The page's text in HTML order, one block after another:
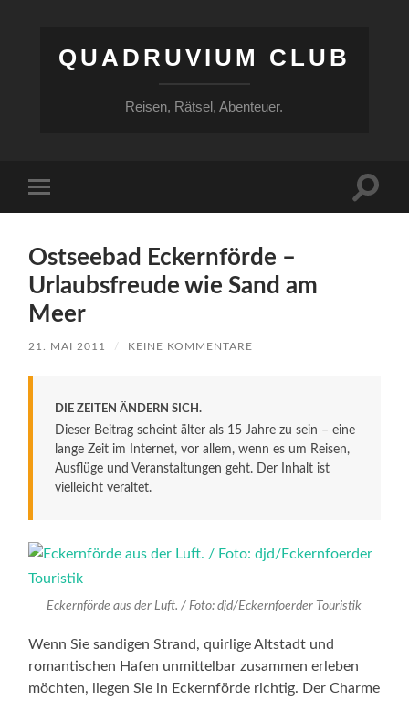
QUADRUVIUM CLUB
Reisen, Rätsel, Abenteuer.
Menü
Ostseebad Eckernförde –
Urlaubsfreude wie Sand am
Meer
21. MAI 2011 / KEINE KOMMENTARE
DIE ZEITEN ÄNDERN SICH.
Dieser Beitrag scheint älter als 15 Jahre zu sein – eine
lange Zeit im Internet, vor allem, wenn es um Reisen,
Ausflüge und Veranstaltungen geht. Der Inhalt ist
vielleicht veraltet.
Eckernförde aus der Luft. / Foto: djd/Eckernfoerder Touristik
Wenn Sie sandigen Strand, quirlige Altstadt und
romantischen Hafen unmittelbar zusammen erleben
möchten, liegen Sie in Eckernförde richtig. Der Charme